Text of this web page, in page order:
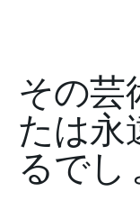
その芸
たは永
るでし